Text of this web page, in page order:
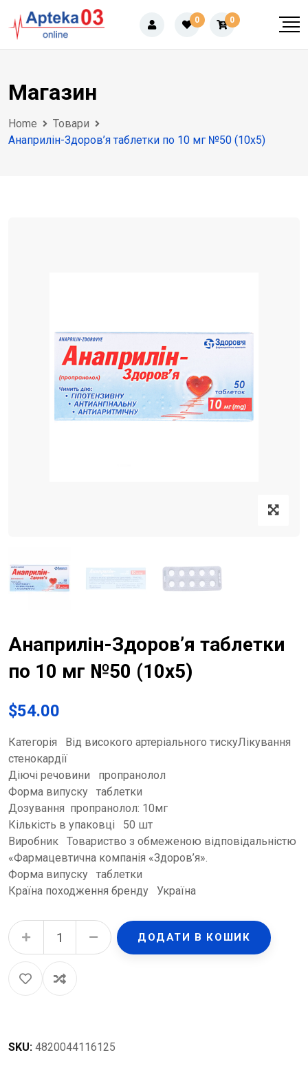
to
content
0 0
Магазин
Home
Товари
Анаприлін-Здоров’я таблетки по 10 мг №50 (10х5)
Анаприлін-Здоров’я таблетки
по 10 мг №50 (10х5)
$54.00
Категорія Від високого артеріального тискуЛікування
стенокардії
Діючі речовини пропранолол
Форма випуску таблетки
Дозування пропранолол: 10мг
Кількість в упаковці 50 шт
Виробник Товариство з обмеженою відповідальністю
«Фармацевтична компанія «Здоров’я».
Форма випуску таблетки
Країна походження бренду Україна
Анаприлін-Здоров'я таблетки по 10 мг №50 (10х5) quantity
ДОДАТИ В КОШИК
SKU: 4820044116125